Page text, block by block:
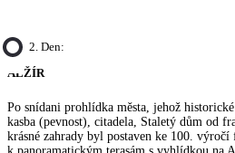
2. Den:
ALŽÍR
Po snídani prohlídka města, jehož
kasba (pevnost), citadela, Staletý dům od
krásné zahrady byl postaven ke 100.